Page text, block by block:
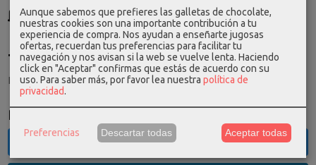
GRATIS *
Consultar Destinos
Tu Carrito (0)
El carrito de la compra está vacío
Redes Sociales
Aunque sabemos que prefieres las galletas de chocolate,
nuestras cookies son una importante contribución a tu
experiencia de compra. Nos ayudan a enseñarte jugosas
ofertas, recuerdan tus preferencias para facilitar tu
navegación y nos avisan si la web se vuelve lenta. Haciendo
click en "Aceptar" confirmas que estás de acuerdo con su
uso. Para saber más, por favor lea nuestra política de
privacidad.
Preferencias Descartar todas Aceptar todas